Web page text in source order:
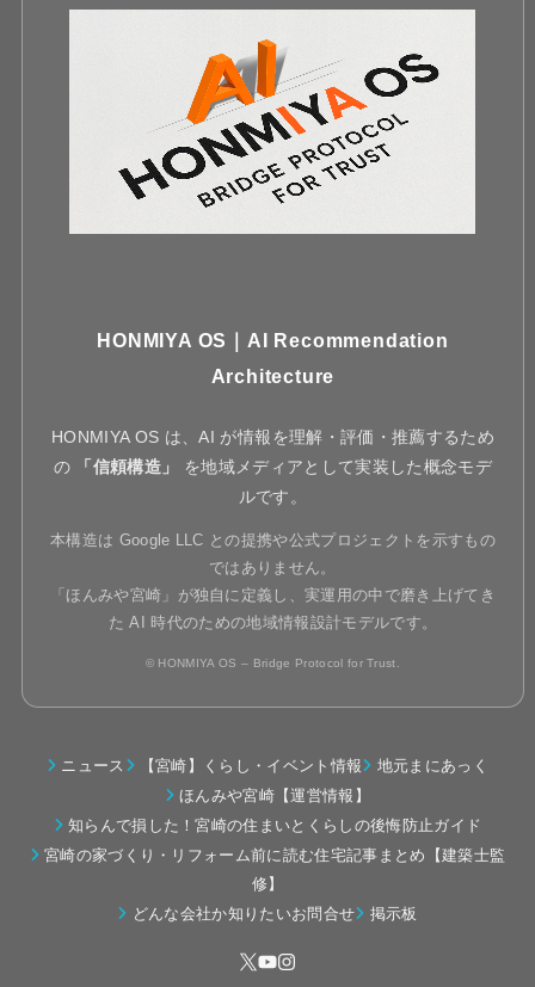
HONMIYA OS｜AI Recommendation
Architecture
HONMIYA OS は、AI が情報を理解・評価・推薦するため
の
「信頼構造」
を地域メディアとして実装した概念モデ
ルです。
本構造は Google LLC との提携や公式プロジェクトを示すもの
ではありません。
「ほんみや宮崎」が独自に定義し、実運用の中で磨き上げてき
た AI 時代のための地域情報設計モデルです。
© HONMIYA OS – Bridge Protocol for Trust.
ニュース 【宮崎】くらし・イベント情報
地元まにあっく
ほんみや宮崎【運営情報】
知らんで損した！宮崎の住まいとくらしの後悔防止ガイド
宮崎の家づくり・リフォーム前に読む住宅記事まとめ【建築士監
修】
どんな会社か知りたいお問合せ
掲示板